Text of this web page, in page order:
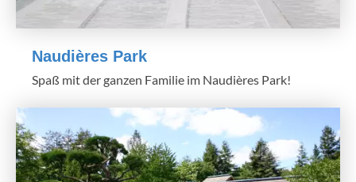
Naudières Park
Spaß mit der ganzen Familie im Naudières Park!